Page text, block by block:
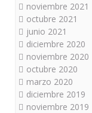
noviembre 2021
octubre 2021
junio 2021
diciembre 2020
noviembre 2020
octubre 2020
marzo 2020
diciembre 2019
noviembre 2019